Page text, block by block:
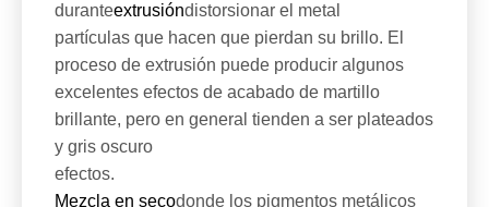
duranteextrusióndistorsionar el metal
partículas que hacen que pierdan su brillo. El
proceso de extrusión puede producir algunos
excelentes efectos de acabado de martillo
brillante, pero en general tienden a ser plateados
y gris oscuro
efectos.
Mezcla en secodonde los pigmentos metálicos